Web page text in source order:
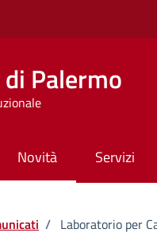
Palermo
Novità Servizi
/ Laboratorio per